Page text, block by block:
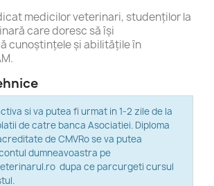
medicilor veterinari, studenților la
care doresc să își
cunoștințele și abilitățile în
si va putea fi urmat in 1-2 zile de la
de catre banca Asociatiei. Diploma
de CMVRo se va putea
dumneavoastra pe
dupa ce parcurgeti cursul